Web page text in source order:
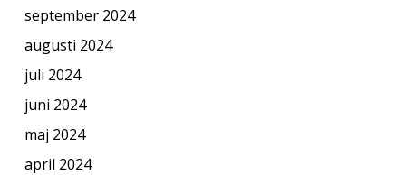
september 2024
augusti 2024
juli 2024
juni 2024
maj 2024
april 2024